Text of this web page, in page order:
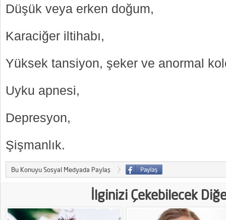
Düşük veya erken doğum,
Karaciğer iltihabı,
Yüksek tansiyon, şeker ve anormal
Uyku apnesi,
Depresyon,
Şişmanlık.
Bu Konuyu Sosyal Medyada Paylaş
İlginizi Çekebilecek